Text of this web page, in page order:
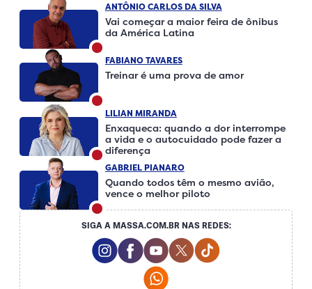
ANTÔNIO CARLOS DA SILVA
Vai começar a maior feira de ônibus
da América Latina
FABIANO TAVARES
Treinar é uma prova de amor
LILIAN MIRANDA
Enxaqueca: quando a dor interrompe
a vida e o autocuidado pode fazer a
diferença
GABRIEL PIANARO
Quando todos têm o mesmo avião,
vence o melhor piloto
SIGA A MASSA.COM.BR NAS REDES:
Instagram Social Media
Facebook Social Media
Youtube Social Media
Twitter Social Media
Tiktok Social